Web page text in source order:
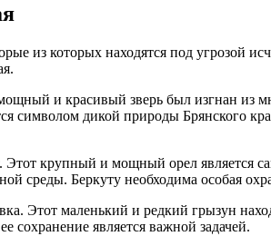
из которых находятся под угрозой
и красивый зверь был изгнан из
символом дикой природы Брянского
Этот крупный и мощный орел
среды. Беркуту необходима особая
Этот маленький и редкий грызун
сохранение является важной задачей.